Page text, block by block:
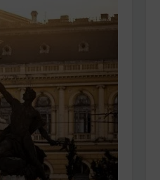
Ki akarsz törni. De miből?
te miért öltözöl hozzá?
író vagy boncmester?
csak a 80-as években
ha jól van felújítva